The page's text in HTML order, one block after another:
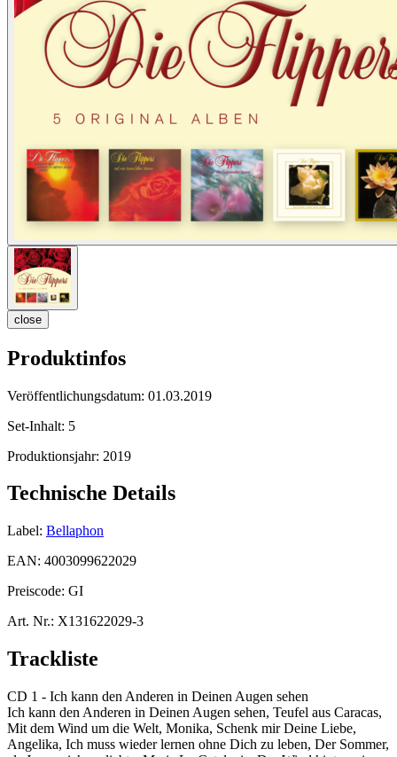
close
Produktinfos
Veröffentlichungsdatum: 01.03.2019
Set-Inhalt: 5
Produktionsjahr: 2019
Technische Details
Label: Bellaphon
EAN: 4003099622029
Preiscode: GI
Art. Nr.: X131622029-3
Trackliste
CD 1 - Ich kann den Anderen in Deinen Augen sehen
Ich kann den Anderen in Deinen Augen sehen, Teufel aus Caracas,
Mit dem Wind um die Welt, Monika, Schenk mir Deine Liebe,
Angelika, Ich muss wieder lernen ohne Dich zu leben, Der Sommer,